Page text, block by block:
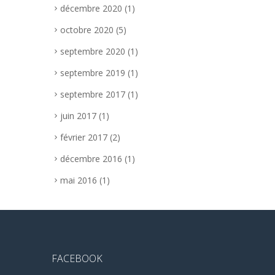
décembre 2020 (1)
octobre 2020 (5)
septembre 2020 (1)
septembre 2019 (1)
septembre 2017(1)
juin 2017(1)
février 2017(2)
décembre 2016 (1)
mai 2016 (1)
FACEBOOK